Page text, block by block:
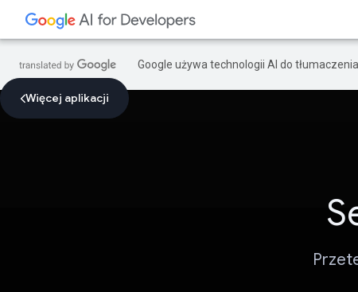
Google używa technologii AI do
Więcej aplikacji